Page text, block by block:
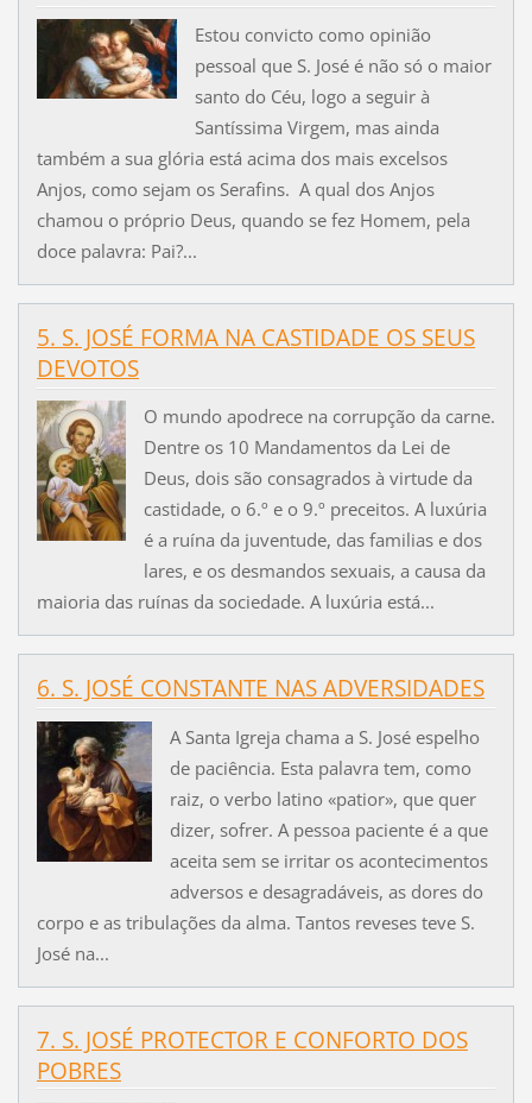
Estou convicto como opinião
pessoal que S. José é não só o maior
santo do Céu, logo a seguir à
Santíssima Virgem, mas ainda
também a sua glória está acima dos mais excelsos
Anjos, como sejam os Serafins. A qual dos Anjos
chamou o próprio Deus, quando se fez Homem, pela
doce palavra: Pai?...
5. S. JOSÉ FORMA NA CASTIDADE OS SEUS
DEVOTOS
O mundo apodrece na corrupção da carne.
Dentre os 10 Mandamentos da Lei de
Deus, dois são consagrados à virtude da
castidade, o 6.º e o 9.º preceitos. A luxúria
é a ruína da juventude, das familias e dos
lares, e os desmandos sexuais, a causa da
maioria das ruínas da sociedade. A luxúria está...
6. S. JOSÉ CONSTANTE NAS ADVERSIDADES
A Santa Igreja chama a S. José espelho
de paciência. Esta palavra tem, como
raiz, o verbo latino «patior», que quer
dizer, sofrer. A pessoa paciente é a que
aceita sem se irritar os acontecimentos
adversos e desagradáveis, as dores do
corpo e as tribulações da alma. Tantos reveses teve S.
José na...
7. S. JOSÉ PROTECTOR E CONFORTO DOS
POBRES